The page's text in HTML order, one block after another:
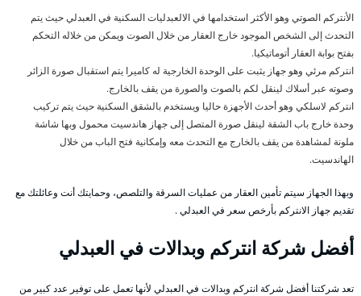
الأنتركم الصوتي وهو الأكثر استخدامها في الالعبدليات السكنية في العبدلي حيث يتم
التحدث إلى الشخص الموجود خارج العقار من خلال الصوت ويمكن من خلاله التحكم
بفتح بوابة العقار أتوماتيكيا.
انتركم مرئي وهو جهاز يثبت على الوحدة الخارجية له كاميرا يتم استقبال صورة الزائر
وصوته عبر أسلاك لينقل لكم بالصوت والصورة من يقف بالخارج.
انتركم لاسلكي وهو أحدث الأجهزة حاليا ويستخدم بالشقق السكنية حيث يتم تركيب
وحدة خارج باب الشقة لينقل صورة المتصل إلى جهاز هاندسيت محمول وبها شاشة
ملونة لمشاهدة من يقف بالخارج مع التحدث معه وإمكانية فتح الباب من خلال
الهاندسيت.
وبهذا الجهاز سيتم تأمين العقار من عمليات السرقة والتلصص، وحمايتك أنت وعائلتك مع
تقديم جهاز الانتركم بأرخص سعر في العبدلي .
أفضل شركة انتركم وبدالات في العبدلي
تعد شركتنا أفضل شركة انتركم وبدالات في العبدلي لأنها تعمل على توفير عدد كبير من